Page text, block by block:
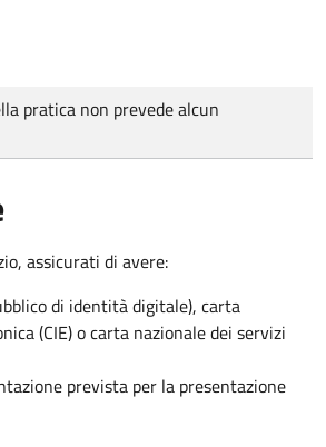
pratica non prevede alcun
assicurati di avere:
di identità digitale), carta
(CIE) o carta nazionale dei servizi
prevista per la presentazione